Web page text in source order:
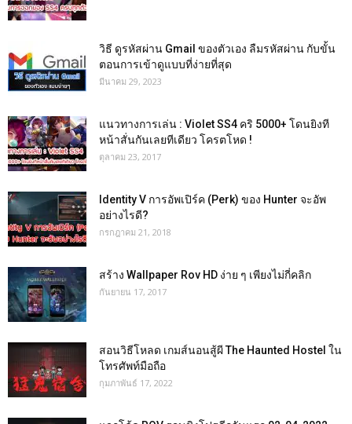
วิธี ดูรหัสผ่าน Gmail ของตัวเอง ลืมรหัสผ่าน กับขั้น
ตอนการเข้าดูแบบที่ง่ายที่สุด
มีนาคม 29, 2023
แนวทางการเล่น : Violet SS4 คริ 5000+ โดนยิงที
หน้าสั่นกันเลยทีเดียว โครตโหด !
ตุลาคม 23, 2017
Identity V การอัพเปิร์ค (Perk) ของ Hunter จะอัพ
อย่างไรดี?
กรกฎาคม 21, 2018
สร้าง Wallpaper Rov HD ง่าย ๆ เพียงไม่กี่คลิก
กันยายน 17, 2017
สอนวิธีโหลด เกมส์นอนสู้ผี The Haunted Hostel ใน
โทรศัพท์มือถือ
กุมภาพันธ์ 17, 2022